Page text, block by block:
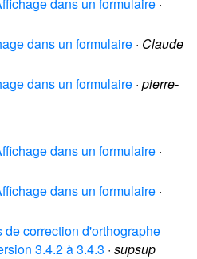
dans un formulaire · Claude
dans un formulaire · pierre-
dans un formulaire ·
dans un formulaire ·
de correction d'orthographe
3.4.2 à 3.4.3 · supsup